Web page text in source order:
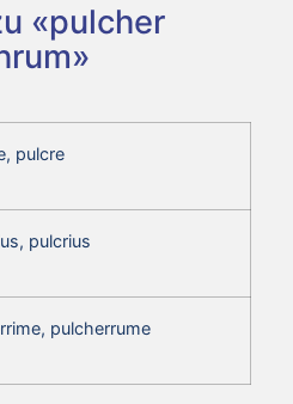
«pulcher
pulcre
pulcrius
pulcherrume